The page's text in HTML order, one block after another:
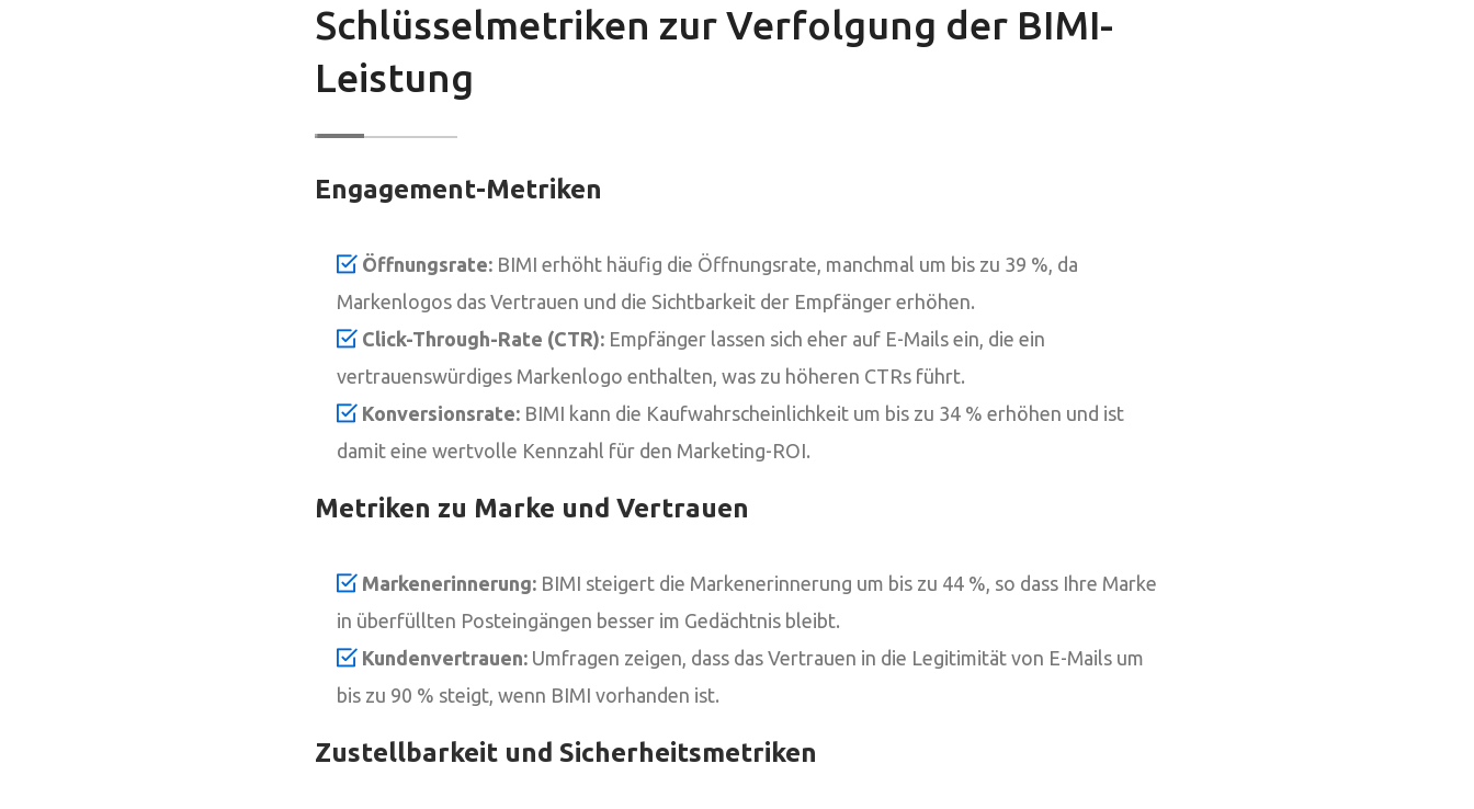
Schlüsselmetriken zur Verfolgung der BIMI-
Leistung
Engagement-Metriken
Öffnungsrate: BIMI erhöht häufig die Öffnungsrate, manchmal um bis zu 39 %, da
Markenlogos das Vertrauen und die Sichtbarkeit der Empfänger erhöhen.
Click-Through-Rate (CTR): Empfänger lassen sich eher auf E-Mails ein, die ein
vertrauenswürdiges Markenlogo enthalten, was zu höheren CTRs führt.
Konversionsrate: BIMI kann die Kaufwahrscheinlichkeit um bis zu 34 % erhöhen und ist
damit eine wertvolle Kennzahl für den Marketing-ROI.
Metriken zu Marke und Vertrauen
Markenerinnerung: BIMI steigert die Markenerinnerung um bis zu 44 %, so dass Ihre Marke
in überfüllten Posteingängen besser im Gedächtnis bleibt.
Kundenvertrauen: Umfragen zeigen, dass das Vertrauen in die Legitimität von E-Mails um
bis zu 90 % steigt, wenn BIMI vorhanden ist.
Zustellbarkeit und Sicherheitsmetriken